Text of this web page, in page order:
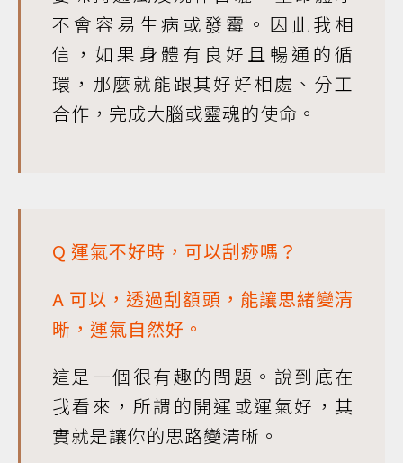
不會容易生病或發霉。因此我相
信，如果身體有良好且暢通的循
環，那麼就能跟其好好相處、分工
合作，完成大腦或靈魂的使命。
Q 運氣不好時，可以刮痧嗎？
A 可以，透過刮額頭，能讓思緒變清
晰，運氣自然好。
這是一個很有趣的問題。說到底在
我看來，所謂的開運或運氣好，其
實就是讓你的思路變清晰。